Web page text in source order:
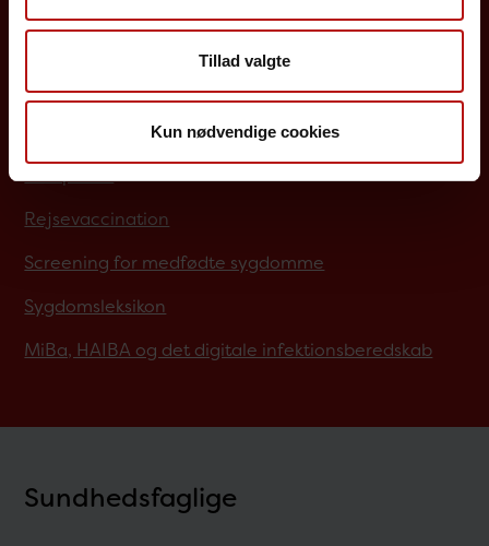
Tillad valgte
Kun nødvendige cookies
Borgere
Det danske børnevaccinationsprogram
Influenzavaccination
Job på SSI
Rejsevaccination
Screening for medfødte sygdomme
Sygdomsleksikon
MiBa, HAIBA og det digitale infektionsberedskab
Sundhedsfaglige